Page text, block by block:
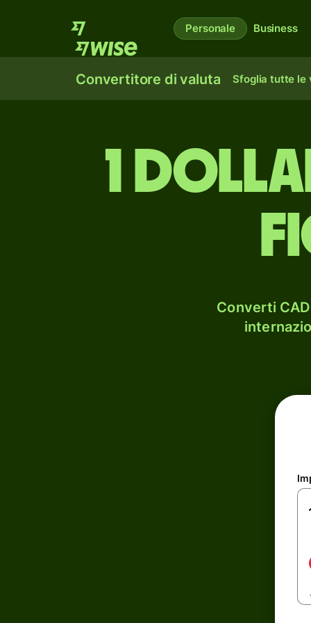
Personale Business
Convertitore di valuta Sfoglia tutte le
1
Converti